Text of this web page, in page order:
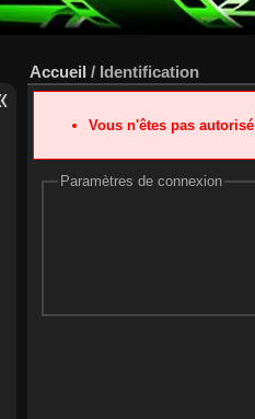
Accueil / Identification
Vous n'êtes pas
Paramètres de connexion